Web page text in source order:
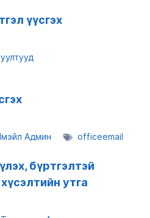
үүсгэх
Админ officeemail
бүртгэлтэй
утга